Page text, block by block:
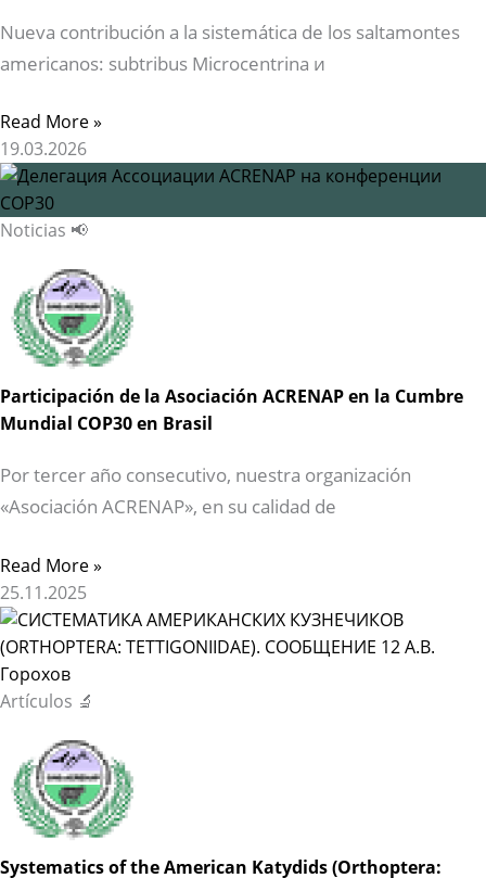
Nueva contribución a la sistemática de los saltamontes
americanos: subtribus Microcentrina и
Read More »
19.03.2026
Noticias 📢
Participación de la Asociación ACRENAP en la Cumbre
Mundial COP30 en Brasil
Por tercer año consecutivo, nuestra organización
«Asociación ACRENAP», en su calidad de
Read More »
25.11.2025
Artículos 🔬
Systematics of the American Katydids (Orthoptera: